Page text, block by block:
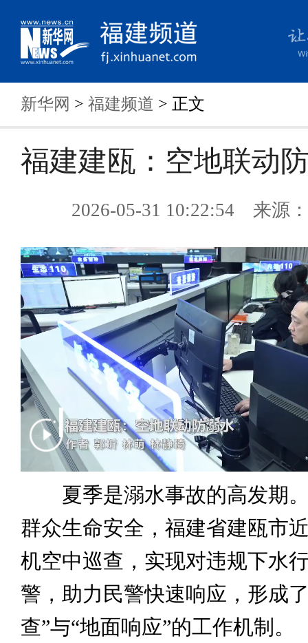
新华网 > 福建频道 > 正文
福建建瓯：空地联动
2026-05-31 10:22:54 来源
夏季是溺水事故的高发期。
群众生命安全，福建省建瓯市
机空中巡查，实现对违规下水
警，助力民警快速响应，形成
查”与“地面响应”的工作机制。